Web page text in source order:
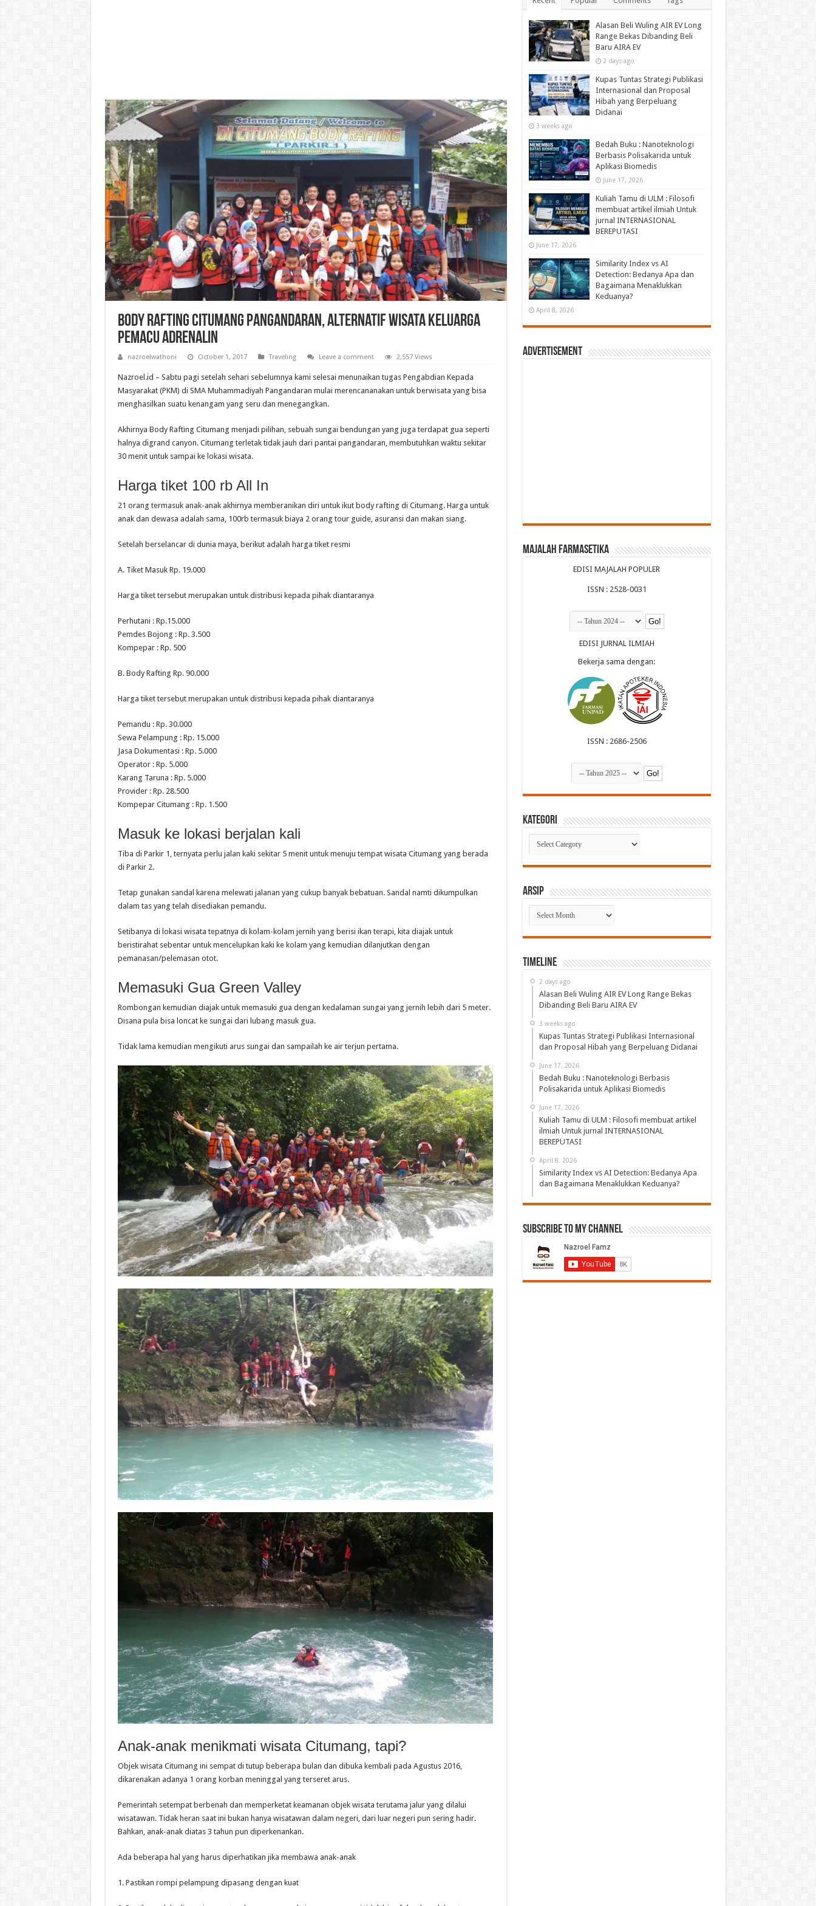
Body Rafting Citumang Pangandaran, Alternatif Wisata Keluarga
Pemacu Adrenalin
nazroelwathoni October 1, 2017 Traveling Leave a comment 2,557 Views
Nazroel.id – Sabtu pagi setelah sehari sebelumnya kami selesai menunaikan tugas Pengabdian Kepada
Masyarakat (PKM) di SMA Muhammadiyah Pangandaran mulai merencananakan untuk berwisata yang bisa
menghasilkan suatu kenangam yang seru dan menegangkan.
Akhirnya Body Rafting Citumang menjadi pilihan, sebuah sungai bendungan yang juga terdapat gua seperti
halnya digrand canyon. Citumang terletak tidak jauh dari pantai pangandaran, membutuhkan waktu sekitar
30 menit untuk sampai ke lokasi wisata.
Harga tiket 100 rb All In
21 orang termasuk anak-anak akhirnya memberanikan diri untuk ikut body rafting di Citumang. Harga untuk
anak dan dewasa adalah sama, 100rb termasuk biaya 2 orang tour guide, asuransi dan makan siang.
Setelah berselancar di dunia maya, berikut adalah harga tiket resmi
A. Tiket Masuk Rp. 19.000
Harga tiket tersebut merupakan untuk distribusi kepada pihak diantaranya
Perhutani : Rp.15.000
Pemdes Bojong : Rp. 3.500
Kompepar : Rp. 500
B. Body Rafting Rp. 90.000
Harga tiket tersebut merupakan untuk distribusi kepada pihak diantaranya
Pemandu : Rp. 30.000
Sewa Pelampung : Rp. 15.000
Jasa Dokumentasi : Rp. 5.000
Operator : Rp. 5.000
Karang Taruna : Rp. 5.000
Provider : Rp. 28.500
Kompepar Citumang : Rp. 1.500
Masuk ke lokasi berjalan kali
Tiba di Parkir 1, ternyata perlu jalan kaki sekitar 5 menit untuk menuju tempat wisata Citumang yang berada
di Parkir 2.
Tetap gunakan sandal karena melewati jalanan yang cukup banyak bebatuan. Sandal namti dikumpulkan
dalam tas yang telah disediakan pemandu.
Setibanya di lokasi wisata tepatnya di kolam-kolam jernih yang berisi ikan terapi, kita diajak untuk
beristirahat sebentar untuk mencelupkan kaki ke kolam yang kemudian dilanjutkan dengan
pemanasan/pelemasan otot.
Memasuki Gua Green Valley
Rombongan kemudian diajak untuk memasuki gua dengan kedalaman sungai yang jernih lebih dari 5 meter.
Disana pula bisa loncat ke sungai dari lubang masuk gua.
Tidak lama kemudian mengikuti arus sungai dan sampailah ke air terjun pertama.
Anak-anak menikmati wisata Citumang, tapi?
Objek wisata Citumang ini sempat di tutup beberapa bulan dan dibuka kembali pada Agustus 2016,
dikarenakan adanya 1 orang korban meninggal yang terseret arus.
Pemerintah setempat berbenah dan memperketat keamanan objek wisata terutama jalur yang dilalui
wisatawan. Tidak heran saat ini bukan hanya wisatawan dalam negeri, dari luar negeri pun sering hadir.
Bahkan, anak-anak diatas 3 tahun pun diperkenankan.
Ada beberapa hal yang harus diperhatikan jika membawa anak-anak
1. Pastikan rompi pelampung dipasang dengan kuat
Alasan Beli Wuling AIR EV Long
Range Bekas Dibanding Beli
Baru AIRA EV
2 days ago
Kupas Tuntas Strategi Publikasi
Internasional dan Proposal
Hibah yang Berpeluang
Didanai
3 weeks ago
Bedah Buku : Nanoteknologi
Berbasis Polisakarida untuk
Aplikasi Biomedis
June 17, 2026
Kuliah Tamu di ULM : Filosofi
membuat artikel ilmiah Untuk
jurnal INTERNASIONAL
BEREPUTASI
June 17, 2026
Similarity Index vs AI
Detection: Bedanya Apa dan
Bagaimana Menaklukkan
Keduanya?
April 8, 2026
Advertisement
Majalah Farmasetika
EDISI MAJALAH POPULER
ISSN : 2528-0031
EDISI JURNAL ILMIAH
Bekerja sama dengan:
ISSN : 2686-2506
Kategori
Kategori
Arsip
Arsip
Timeline
2 days ago
Alasan Beli Wuling AIR EV Long Range Bekas
Dibanding Beli Baru AIRA EV
3 weeks ago
Kupas Tuntas Strategi Publikasi Internasional
dan Proposal Hibah yang Berpeluang Didanai
June 17, 2026
Bedah Buku : Nanoteknologi Berbasis
Polisakarida untuk Aplikasi Biomedis
June 17, 2026
Kuliah Tamu di ULM : Filosofi membuat artikel
ilmiah Untuk jurnal INTERNASIONAL
BEREPUTASI
April 8, 2026
Similarity Index vs AI Detection: Bedanya Apa
dan Bagaimana Menaklukkan Keduanya?
Subscribe to My Channel